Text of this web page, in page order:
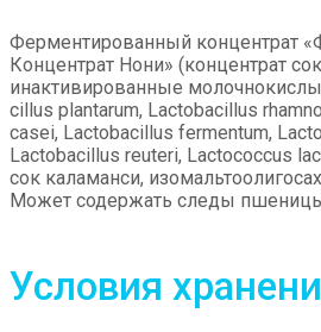
Ферментированный концентрат
Концентрат Нони» (концентрат
инактивированные
cillus plantarum, Lactobacillus
casei, Lactobacillus fermentum,
Lactobacillus reuteri, Lactococcus
сок каламанси,
Может содержать следы
Условия